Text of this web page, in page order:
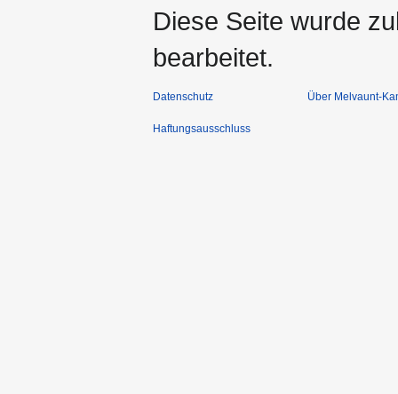
Diese Seite wurde
bearbeitet.
Datenschutz Über Melvaunt-
Haftungsausschluss